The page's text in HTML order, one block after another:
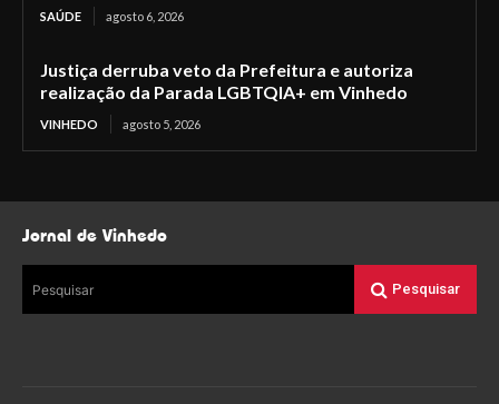
SAÚDE agosto 6, 2026
Justiça derruba veto da Prefeitura e autoriza
realização da Parada LGBTQIA+ em Vinhedo
VINHEDO agosto 5, 2026
Jornal de Vinhedo
Pesquisar Pesquisar